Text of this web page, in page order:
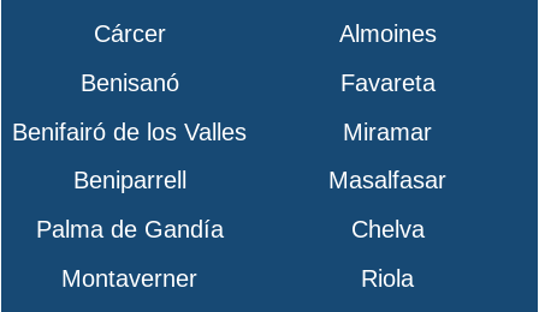
Cárcer
Almoines
Benisanó
Favareta
Benifairó de los Valles
Miramar
Beniparrell
Masalfasar
Palma de Gandía
Chelva
Montaverner
Riola